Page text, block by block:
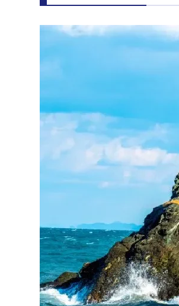
ホテル PATIO
コスパ重視で賢く選
プレゼントホテル